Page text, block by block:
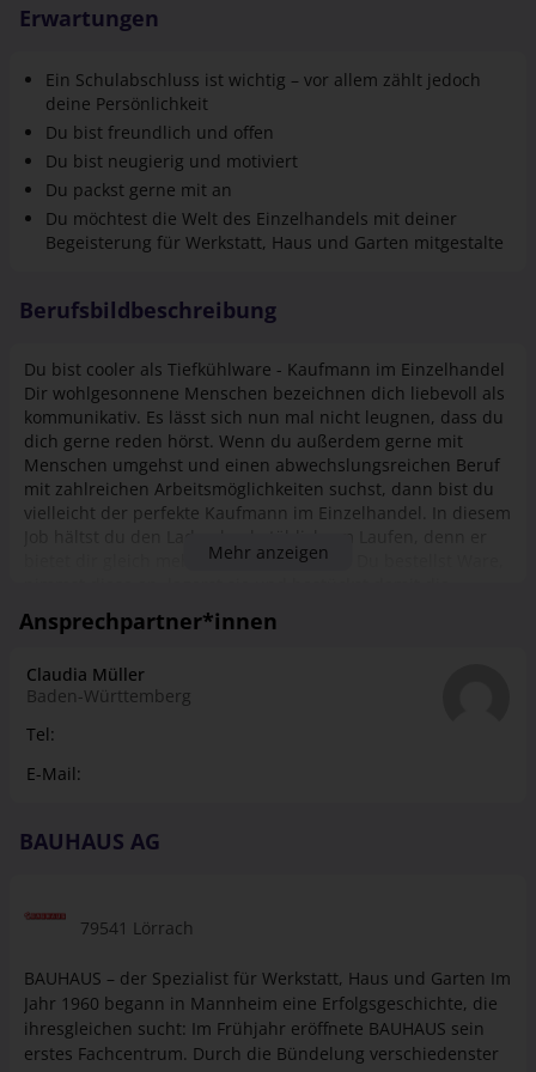
Erwartungen
Ein Schulabschluss ist wichtig – vor allem zählt jedoch
deine Persönlichkeit
Du bist freundlich und offen
Du bist neugierig und motiviert
Du packst gerne mit an
Du möchtest die Welt des Einzel­handels mit deiner
Begeisterung für Werkstatt, Haus und Garten mitgestalte
Berufsbildbeschreibung
Du bist cooler als Tiefkühlware - Kaufmann im Einzelhandel
Dir wohlgesonnene Menschen bezeichnen dich liebevoll als
kommunikativ. Es lässt sich nun mal nicht leugnen, dass du
dich gerne reden hörst. Wenn du außerdem gerne mit
Menschen umgehst und einen abwechslungsreichen Beruf
mit zahlreichen Arbeitsmöglichkeiten suchst, dann bist du
vielleicht der perfekte Kaufmann im Einzelhandel. In diesem
bietet dir gleich mehrere Einsatzgebiete. Du bestellst Ware,
Regale. Kunden berätst du fachkundig, bleibst auch bei den
ausgefallensten Anliegen oder Wünschen stets cool und
Kasse klingeln. Schon während deiner Ausbildung
unterstützen wir dich mit individuellen Weiter­bildungs­
möglichkeiten und machen aus dir einen echten Profi für
zeuge/Maschinen -Elektro/Leuchten/Elektro­installation -
Mehr anzeigen
Ansprechpartner*innen
Claudia Müller
Baden-Württemberg
Tel:
E-Mail:
BAUHAUS AG
79541 Lörrach
BAUHAUS – der Spezialist für Werkstatt, Haus und Garten Im
Jahr 1960 begann in Mannheim eine Erfolgsgeschichte, die
ihresgleichen sucht: Im Frühjahr eröffnete BAUHAUS sein
erstes Fachcentrum. Durch die Bündelung verschiedenster